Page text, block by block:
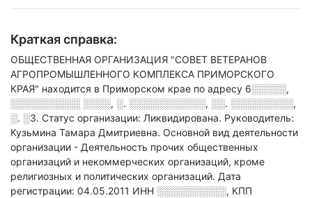
Краткая справка:
ОБЩЕСТВЕННАЯ ОРГАНИЗАЦИЯ "СОВЕТ ВЕТЕРАНОВ
АГРОПРОМЫШЛЕННОГО КОМПЛЕКСА ПРИМОРСКОГО
КРАЯ" находится в Приморском крае по адресу 6░░░░░,
░░░░░░░░░░ ░░░░, ░. ░░░░░░░░░░░, ░░. ░░░░░░░░░,
░. ░3. Статус организации: Ликвидирована. Руководитель:
Кузьмина Тамара Дмитриевна. Основной вид деятельности
организации - Деятельность прочих общественных
организаций и некоммерческих организаций, кроме
религиозных и политических организаций. Дата
регистрации: 04.05.2011 ИНН ░░░░░░░░░░, КПП